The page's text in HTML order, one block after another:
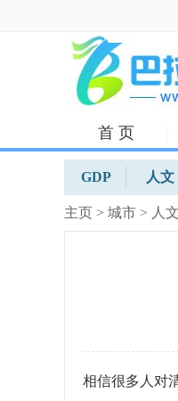
首 页
体育
GDP 人文
主页 > 城市 > 人文
相信很多人对